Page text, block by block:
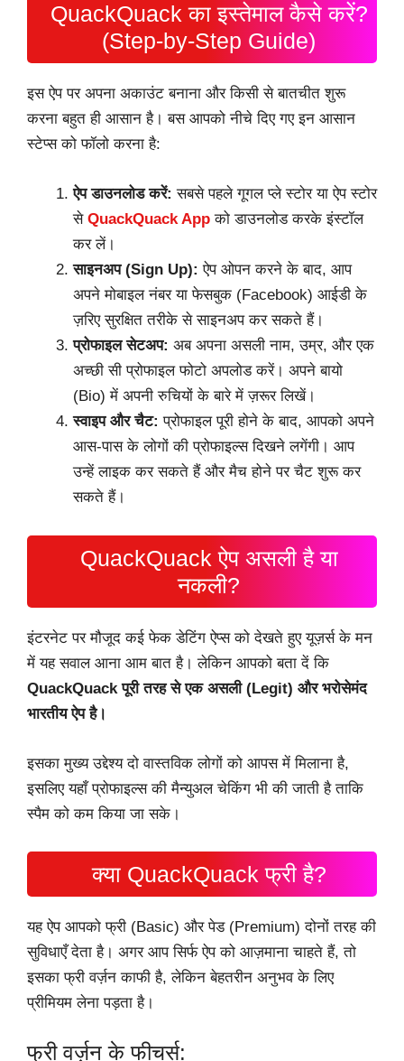
QuackQuack का इस्तेमाल कैसे करें?
(Step-by-Step Guide)
इस ऐप पर अपना अकाउंट बनाना और किसी से बातचीत शुरू
करना बहुत ही आसान है। बस आपको नीचे दिए गए इन आसान
स्टेप्स को फॉलो करना है:
ऐप डाउनलोड करें: सबसे पहले गूगल प्ले स्टोर या ऐप स्टोर
से QuackQuack App को डाउनलोड करके इंस्टॉल
कर लें।
साइनअप (Sign Up): ऐप ओपन करने के बाद, आप
अपने मोबाइल नंबर या फेसबुक (Facebook) आईडी के
ज़रिए सुरक्षित तरीके से साइनअप कर सकते हैं।
प्रोफाइल सेटअप: अब अपना असली नाम, उम्र, और एक
अच्छी सी प्रोफाइल फोटो अपलोड करें। अपने बायो
(Bio) में अपनी रुचियों के बारे में ज़रूर लिखें।
स्वाइप और चैट: प्रोफाइल पूरी होने के बाद, आपको अपने
आस-पास के लोगों की प्रोफाइल्स दिखने लगेंगी। आप
उन्हें लाइक कर सकते हैं और मैच होने पर चैट शुरू कर
सकते हैं।
QuackQuack ऐप असली है या
नकली?
इंटरनेट पर मौजूद कई फेक डेटिंग ऐप्स को देखते हुए यूज़र्स के मन
में यह सवाल आना आम बात है। लेकिन आपको बता दें कि
QuackQuack पूरी तरह से एक असली (Legit) और भरोसेमंद
भारतीय ऐप है।
इसका मुख्य उद्देश्य दो वास्तविक लोगों को आपस में मिलाना है,
इसलिए यहाँ प्रोफाइल्स की मैन्युअल चेकिंग भी की जाती है ताकि
स्पैम को कम किया जा सके।
क्या QuackQuack फ्री है?
यह ऐप आपको फ्री (Basic) और पेड (Premium) दोनों तरह की
सुविधाएँ देता है। अगर आप सिर्फ ऐप को आज़माना चाहते हैं, तो
इसका फ्री वर्ज़न काफी है, लेकिन बेहतरीन अनुभव के लिए
प्रीमियम लेना पड़ता है।
फ्री वर्ज़न के फीचर्स: